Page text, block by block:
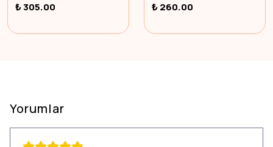
₺ 305.00 ₺ 260.00
Yorumlar